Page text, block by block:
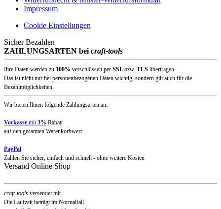
Impressum
Cookie Einstellungen
Sicher Bezahlen
ZAHLUNGSARTEN bei craft-tools
Ihre Daten werden zu 100% verschlüsselt per SSLbzw. TLS übertragen.
Das ist nicht nur bei personenbezogenen Daten wichtig, sondern gilt auch für die
Bezahlmöglichkeiten.
Wir bieten Ihnen folgende Zahlungsarten an:
Vorkasse mit3% Rabatt
auf den gesamten Warenkorbwert
PayPal
Zahlen Sie sicher, einfach und schnell - ohne weitere Kosten
Versand Online Shop
craft-tools versendet mit
Die Laufzeit beträgt im Normalfall